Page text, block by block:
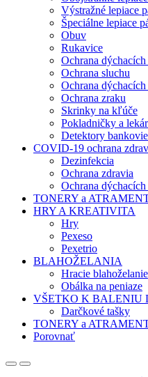
Výstražné lepiace
Špeciálne lepiace
Obuv
Rukavice
Ochrana dýchacích
Ochrana sluchu
Ochrana dýchacích
Ochrana zraku
Skrinky na kľúče
Pokladničky a
Detektory
COVID-19 ochrana
Dezinfekcia
Ochrana zdravia
Ochrana dýchacích
TONERY a
HRY A KREATIVITA
Hry
Pexeso
Pexetrio
BLAHOŽELANIA
Hracie blahoželanie
Obálka na peniaze
VŠETKO K BALENIU
Darčkové tašky
TONERY a
Porovnať
OpenClose